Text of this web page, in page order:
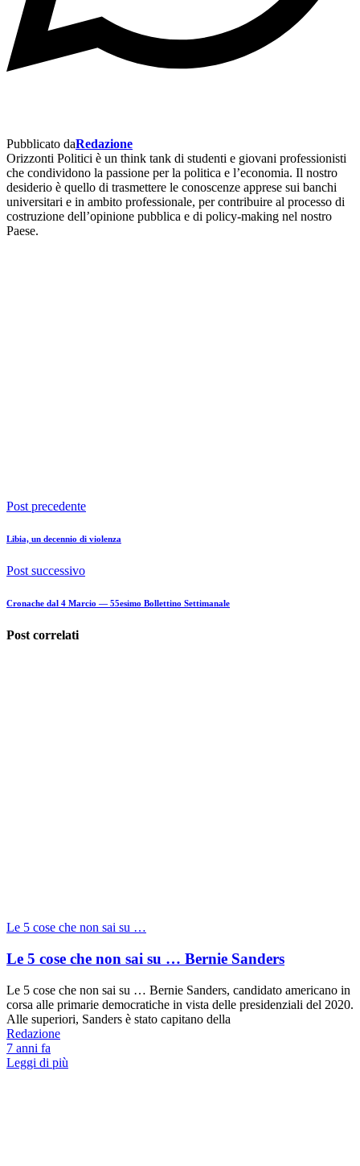
Pubblicato daRedazione
Orizzonti Politici è un think tank di studenti e giovani professionisti
che condividono la passione per la politica e l’economia. Il nostro
desiderio è quello di trasmettere le conoscenze apprese sui banchi
universitari e in ambito professionale, per contribuire al processo di
costruzione dell’opinione pubblica e di policy-making nel nostro
Paese.
Post precedente
Libia, un decennio di violenza
Post successivo
Cronache dal 4 Marcio — 55esimo Bollettino Settimanale
Post correlati
Le 5 cose che non sai su …
Le 5 cose che non sai su … Bernie Sanders
Le 5 cose che non sai su … Bernie Sanders, candidato americano in
corsa alle primarie democratiche in vista delle presidenziali del 2020.
Alle superiori, Sanders è stato capitano della
Redazione
7 anni fa
Leggi di più